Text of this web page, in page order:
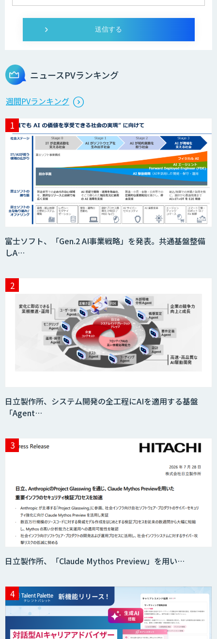
YOMEL
Neural Network Console
自然言語処理
DHK CANVAS
ション
Datatang AIデータ処理プラットフォー
ムサービス
応対品質チェック支援サービス「AI
Log」
コンタクトセンター向け応対支援サービ
ス「AI Dig」
ニュースPVランキング
週間PVランキング
富士ソフト、「Gen.2 AI事業戦略」を発表。共通基盤整備
しA…
日立製作所、システム開発の全工程にAIを適用する基盤
「Agent…
日立製作所、「Claude Mythos Preview」を用い…